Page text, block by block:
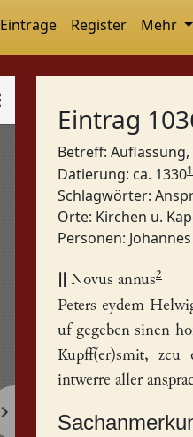
Einträge Register Mehr
Eintrag
Betreff:
Datierung: ca. 13301
Schlagwörter:
Orte: Kirchen u.
Personen:
Novus annus2
Peters eydem
uf gegeben sinen
Kupff(er)smit, zcu
intwerre aller